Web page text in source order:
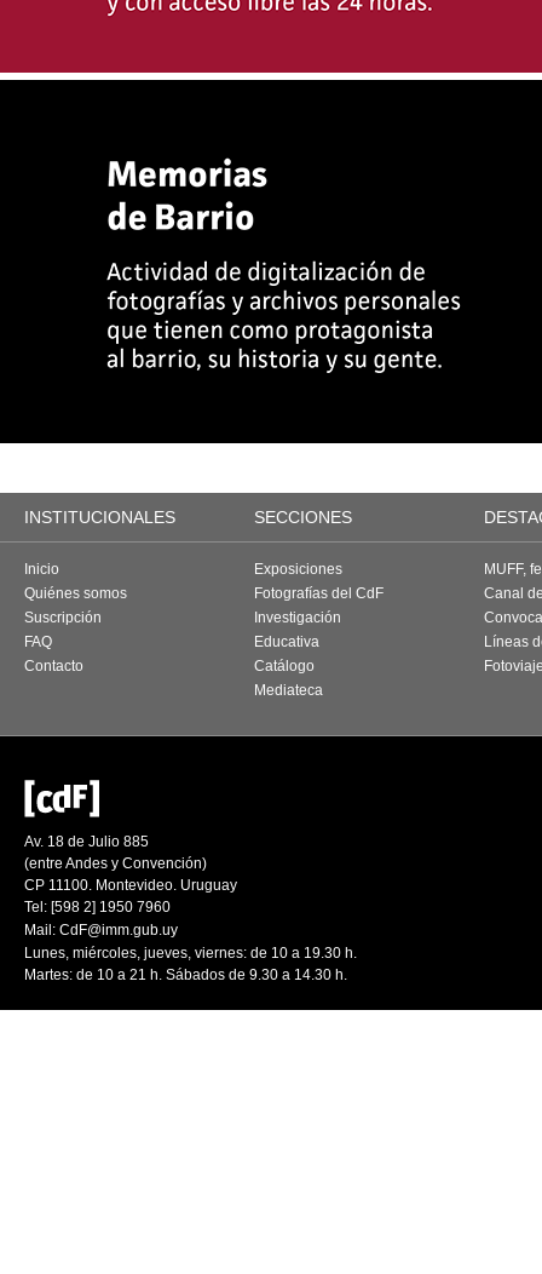
INSTITUCIONALES SECCIONES
Inicio
Quiénes somos
Suscripción
FAQ
Contacto
Exposiciones
Fotografías del CdF
Investigación
Educativa
Catálogo
Mediateca
MUFF,
Canal
Líneas
Av. 18 de Julio 885
(entre Andes y Convención)
CP 11100. Montevideo. Uruguay
Tel: [598 2] 1950 7960
Mail: CdF@imm.gub.uy
Lunes, miércoles, jueves, viernes: de 10 a 19.30 h.
Martes: de 10 a 21 h. Sábados de 9.30 a 14.30 h.